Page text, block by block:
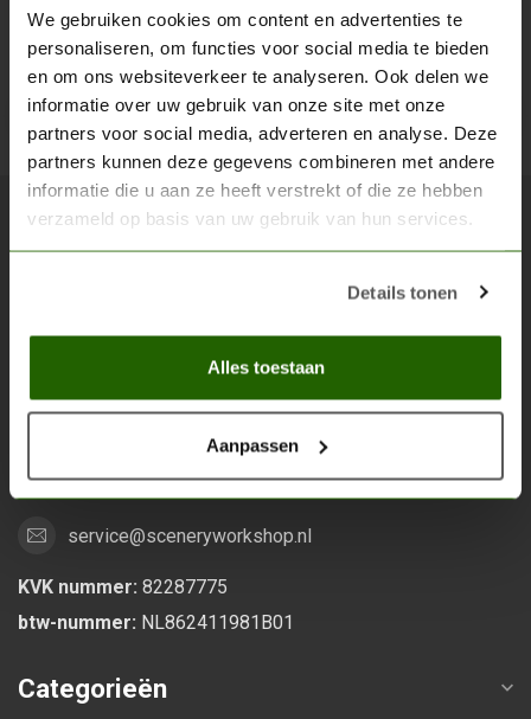
We gebruiken cookies om content en advertenties te
personaliseren, om functies voor social media te bieden
en om ons websiteverkeer te analyseren. Ook delen we
informatie over uw gebruik van onze site met onze
partners voor social media, adverteren en analyse. Deze
partners kunnen deze gegevens combineren met andere
informatie die u aan ze heeft verstrekt of die ze hebben
verzameld op basis van uw gebruik van hun services.
Details tonen
Alles toestaan
Aanpassen
Abonneer je op onze nieuwsbrief
Blijf op de hoogte over onze laatste acties
Scenery Workshop BV
Alles voor je miniature wargaming en scenery
6533 KK Nijmegen
Nederland
service@sceneryworkshop.nl
KVK nummer: 82287775
btw-nummer: NL862411981B01
Categorieën